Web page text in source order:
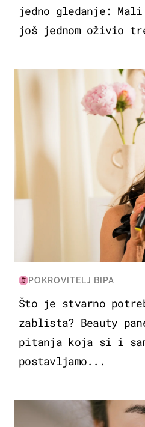
jedno gledanje:
još jednom oživio
MODA & LJEPOTA
POKROVITELJ BIPA
Što je stvarno
zablista? Beauty
pitanja koja si i
postavljamo...
MODA & LJEPOTA